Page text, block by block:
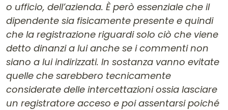
o ufficio, dell’azienda. È però essenziale che il
dipendente sia fisicamente presente e quindi
che la registrazione riguardi solo ciò che viene
detto dinanzi a lui anche se i commenti non
siano a lui indirizzati. In sostanza vanno evitate
quelle che sarebbero tecnicamente
considerate delle intercettazioni ossia lasciare
un registratore acceso e poi assentarsi poiché